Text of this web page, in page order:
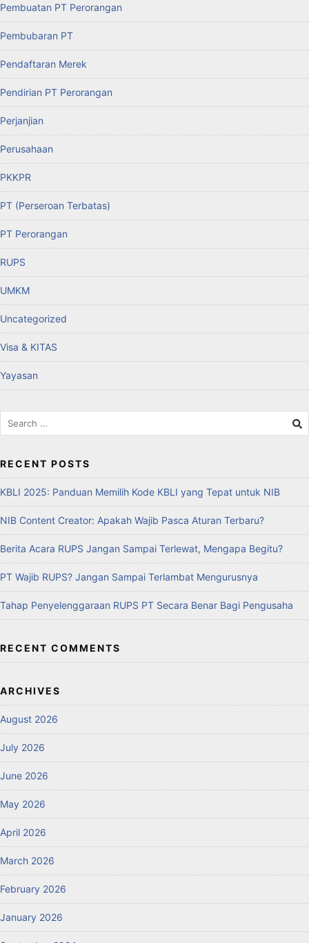
Pembuatan PT Perorangan
Pembubaran PT
Pendaftaran Merek
Pendirian PT Perorangan
Perjanjian
Perusahaan
PKKPR
PT (Perseroan Terbatas)
PT Perorangan
RUPS
UMKM
Uncategorized
Visa & KITAS
Yayasan
RECENT POSTS
KBLI 2025: Panduan Memilih Kode KBLI yang Tepat untuk NIB
NIB Content Creator: Apakah Wajib Pasca Aturan Terbaru?
Berita Acara RUPS Jangan Sampai Terlewat, Mengapa Begitu?
PT Wajib RUPS? Jangan Sampai Terlambat Mengurusnya
Tahap Penyelenggaraan RUPS PT Secara Benar Bagi Pengusaha
RECENT COMMENTS
ARCHIVES
August 2026
July 2026
June 2026
May 2026
April 2026
March 2026
February 2026
January 2026